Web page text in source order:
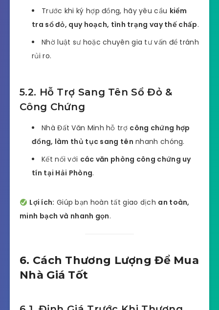
Trước khi ký hợp đồng, hãy yêu cầu kiểm
tra sổ đỏ, quy hoạch, tình trạng vay thế chấp.
Nhờ luật sư hoặc chuyên gia tư vấn để tránh
rủi ro.
5.2. Hỗ Trợ Sang Tên Sổ Đỏ &
Công Chứng
Nhà Đất Văn Minh hỗ trợ công chứng hợp
đồng, làm thủ tục sang tên nhanh chóng.
Kết nối với các văn phòng công chứng uy
tín tại Hải Phòng.
Lợi ích: Giúp bạn hoàn tất giao dịch an toàn,
minh bạch và nhanh gọn.
6. Cách Thương Lượng Để Mua
Nhà Giá Tốt